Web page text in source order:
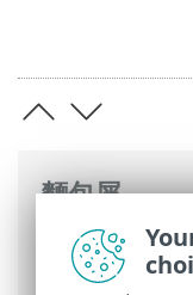
麵包屑
ESET 線上說明
ESET